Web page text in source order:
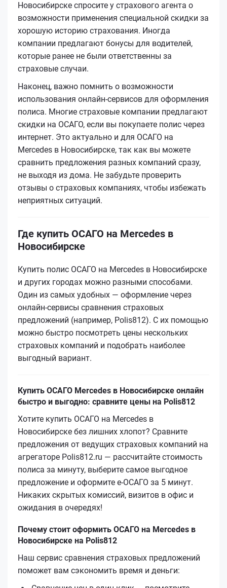
Новосибирске спросите у страхового агента о
возможности применения специальной скидки за
хорошую историю страхования. Иногда
компании предлагают бонусы для водителей,
которые ранее не были ответственны за
страховые случаи.
Наконец, важно помнить о возможности
использования онлайн-сервисов для оформления
полиса. Многие страховые компании предлагают
скидки на ОСАГО, если вы покупаете полис через
интернет. Это актуально и для ОСАГО на
Mercedes в Новосибирске, так как вы можете
сравнить предложения разных компаний сразу,
не выходя из дома. Не забудьте проверить
отзывы о страховых компаниях, чтобы избежать
неприятных ситуаций.
Где купить ОСАГО на Mercedes в
Новосибирске
Купить полис ОСАГО на Mercedes в Новосибирске
и других городах можно разными способами.
Один из самых удобных — оформление через
онлайн-сервисы сравнения страховых
предложений (например, Polis812). С их помощью
можно быстро посмотреть цены нескольких
страховых компаний и подобрать наиболее
выгодный вариант.
Купить ОСАГО Mercedes в Новосибирске онлайн
быстро и выгодно: сравните цены на Polis812
Хотите купить ОСАГО на Mercedes в
Новосибирске без лишних хлопот? Сравните
предложения от ведущих страховых компаний на
агрегаторе Polis812.ru — рассчитайте стоимость
полиса за минуту, выберите самое выгодное
предложение и оформите е‑ОСАГО за 5 минут.
Никаких скрытых комиссий, визитов в офис и
ожидания в очередях!
Почему стоит оформить ОСАГО на Mercedes в
Новосибирске на Polis812
Наш сервис сравнения страховых предложений
поможет вам сэкономить время и деньги: